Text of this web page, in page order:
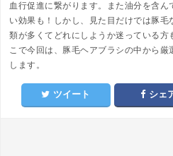
血行促進に繋がります。また油分を含ん
い効果も！しかし、見た目だけでは豚
類が多くてどれにしようか迷っている方
こで今回は、豚毛ヘアブラシの中から
します。
ツイート シェ